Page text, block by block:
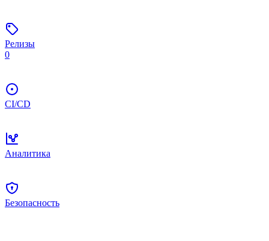
Релизы
0
CI/CD
Аналитика
Безопасность